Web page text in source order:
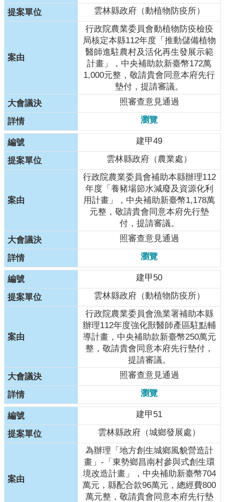
訊
區
單
下
載
鄉
親
服
務
回
首
網
站
導
覽
English
權
站
安
全
政
策
雲林縣政府（動植物防疫所）
行政院農業委員會動植物防疫檢疫
局核定本縣112年度「推動儲備植物
醫師進駐農村及活化再生發展示範
計畫」，中央補助款新臺幣172萬
1,000元整，敬請貴會同意本府先行
墊付，提請審議。
照審查意見通過
瀏覽
建甲49
雲林縣政府（農業處）
行政院農業委員會補助本縣辦理112
年度「養豬場節水減廢及資源化利
用計畫」，中央補助新臺幣1,178萬
元整，敬請貴會同意本府先行墊
付，提請審議。
照審查意見通過
瀏覽
建甲50
雲林縣政府（動植物防疫所）
行政院農業委員會漁業署補助本縣
辦理112年度強化獸醫師產區駐點輔
導計畫，中央補助款新臺幣250萬元
整，敬請貴會同意本府先行墊付，
提請審議。
照審查意見通過
瀏覽
建甲51
雲林縣政府（城鄉發展處）
為辦理「地方創生城鄉風貌營造計
畫」-「東勢鄉昌南村參與式創生環
境改造計畫」，中央補助新臺幣704
萬元，縣配合款96萬元，總經費800
萬元整，敬請貴會同意本府先行墊